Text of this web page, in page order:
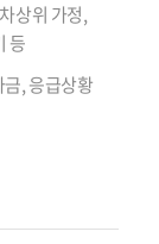
상위 가정,
등
, 응급상황